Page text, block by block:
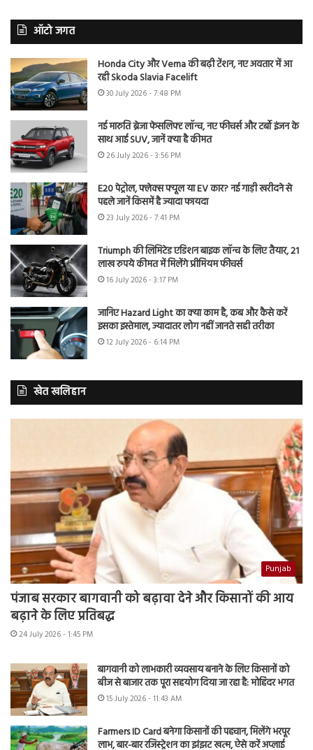
ऑटो जगत
Honda City और Verna की बढ़ी टेंशन, नए अवतार में आ
रही Skoda Slavia Facelift
30 July 2026 - 7:48 PM
नई मारुति ब्रेजा फेसलिफ्ट लॉन्च, नए फीचर्स और टर्बो इंजन के
साथ आई SUV, जानें क्या है कीमत
26 July 2026 - 3:56 PM
E20 पेट्रोल, फ्लेक्स फ्यूल या EV कार? नई गाड़ी खरीदने से
पहले जानें किसमें है ज्यादा फायदा
23 July 2026 - 7:41 PM
Triumph की लिमिटेड एडिशन बाइक लॉन्च के लिए तैयार, 21
लाख रुपये कीमत में मिलेंगे प्रीमियम फीचर्स
16 July 2026 - 3:17 PM
जानिए Hazard Light का क्या काम है, कब और कैसे करें
इसका इस्तेमाल, ज्यादातर लोग नहीं जानते सही तरीका
12 July 2026 - 6:14 PM
खेत खलिहान
Punjab
पंजाब सरकार बागवानी को बढ़ावा देने और किसानों की आय
बढ़ाने के लिए प्रतिबद्ध
24 July 2026 - 1:45 PM
बागवानी को लाभकारी व्यवसाय बनाने के लिए किसानों को
बीज से बाजार तक पूरा सहयोग दिया जा रहा है: मोहिंदर भगत
15 July 2026 - 11:43 AM
Farmers ID Card बनेगा किसानों की पहचान, मिलेंगे भरपूर
लाभ, बार-बार रजिस्ट्रेशन का झंझट खत्म, ऐसे करें अप्लाई